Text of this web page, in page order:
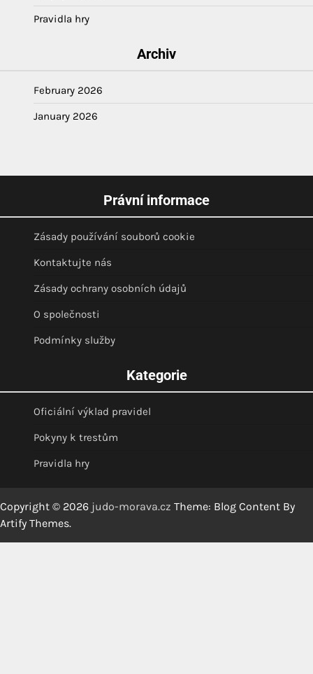
Pravidla hry
Archiv
February 2026
January 2026
Právní informace
Zásady používání souborů cookie
Kontaktujte nás
Zásady ochrany osobních údajů
O společnosti
Podmínky služby
Kategorie
Oficiální výklad pravidel
Pokyny k trestům
Pravidla hry
Copyright © 2026 judo-morava.cz Theme: Blog Content By
Artify Themes.